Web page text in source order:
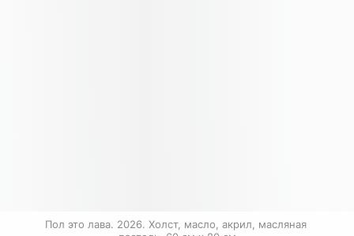
Пол это лава. 2026. Холст, масло, акрил, масляная